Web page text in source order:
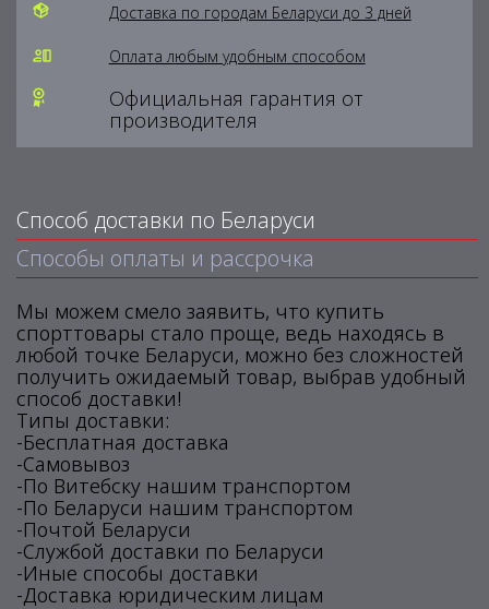
Доставка по городам Беларуси до 3 дней
Оплата любым удобным способом
Официальная гарантия от
производителя
Способ доставки по Беларуси
Способы оплаты и рассрочка
Мы можем смело заявить, что купить
спорттовары стало проще, ведь находясь в
любой точке Беларуси, можно без сложностей
получить ожидаемый товар, выбрав удобный
способ доставки!
Типы доставки:
-Бесплатная доставка
-Самовывоз
-По Витебску нашим транспортом
-По Беларуси нашим транспортом
-Почтой Беларуси
-Службой доставки по Беларуси
-Иные способы доставки
-Доставка юридическим лицам